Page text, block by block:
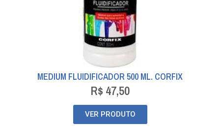
MEDIUM FLUIDIFICADOR 500 ML. CORFIX
R$ 47,50
VER PRODUTO